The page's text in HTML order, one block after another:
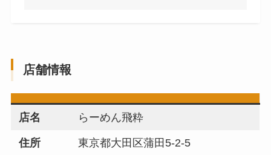
店舗情報
店名 らーめん飛粋
住所 東京都大田区蒲田5-2-5